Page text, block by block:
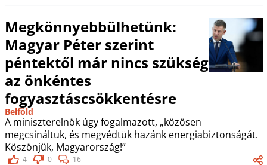
Megkönnyebbülhetünk:
Magyar Péter szerint
péntektől már nincs szükség
az önkéntes
fogyasztáscsökkentésre
Belföld
A miniszterelnök úgy fogalmazott, „közösen
megcsináltuk, és megvédtük hazánk energiabiztonságát.
Köszönjük, Magyarország!”
4 0 16